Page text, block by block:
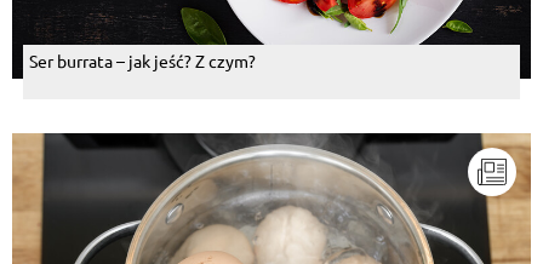
Ser burrata – jak jeść? Z czym?